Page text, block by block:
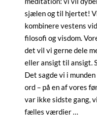
sjælen og til hjertet!
kombinere vestens
filosofi og visdom.
det vil vi gerne dele
eller ansigt til ansigt.
Det sagde vi i
ord – på en af vores
var ikke sidste gang,
fælles værdier …